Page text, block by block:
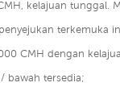
kelajuan tunggal.
terkemuka
CMH dengan
bawah tersedia;